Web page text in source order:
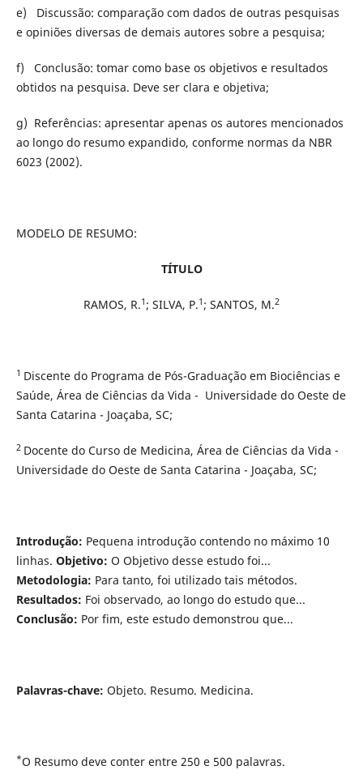
e) Discussão: comparação com dados de outras pesquisas
e opiniões diversas de demais autores sobre a pesquisa;
f) Conclusão: tomar como base os objetivos e resultados
obtidos na pesquisa. Deve ser clara e objetiva;
g) Referências: apresentar apenas os autores mencionados
ao longo do resumo expandido, conforme normas da NBR
6023 (2002).
MODELO DE RESUMO:
TÍTULO
RAMOS, R.1 ; SILVA, P.1 ; SANTOS, M.2
1 Discente do Programa de Pós-Graduação em Biociências e
Saúde, Área de Ciências da Vida - Universidade do Oeste de
Santa Catarina - Joaçaba, SC;
2 Docente do Curso de Medicina, Área de Ciências da Vida -
Universidade do Oeste de Santa Catarina - Joaçaba, SC;
Introdução: Pequena introdução contendo no máximo 10
linhas. Objetivo: O Objetivo desse estudo foi...
Metodologia: Para tanto, foi utilizado tais métodos.
Resultados: Foi observado, ao longo do estudo que...
Conclusão: Por fim, este estudo demonstrou que...
Palavras-chave: Objeto. Resumo. Medicina.
*O Resumo deve conter entre 250 e 500 palavras.